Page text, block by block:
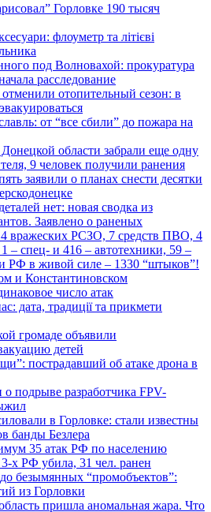
Горловке 190 тысяч
флоуметр та літієві
под Волновахой: прокуратура
расследование
отопительный сезон: в
от “все сбили” до пожара на
области забрали еще одну
9 человек получили ранения
заявили о планах снести десятки
нет: новая сводка из
Заявлено о раненых
вражеских РСЗО, 7 средств ПВО, 4
– спец- и 416 – автотехники, 59 –
РФ в живой силе – 1330 “штыков”!
и Константиновском
число атак
дата, традиції та прикмети
громаде объявили
детей
пострадавший об атаке дрона в
подрыве разработчика FPV-
в Горловке: стали известны
банды Безлера
35 атак РФ по населению
х РФ убила, 31 чел. ранен
безымянных “промобъектов”:
из Горловки
пришла аномальная жара. Что